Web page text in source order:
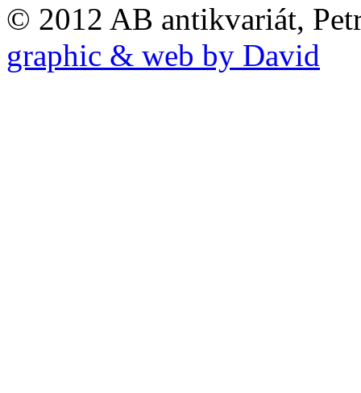
© 2012 AB antikvariát,
graphic & web by David